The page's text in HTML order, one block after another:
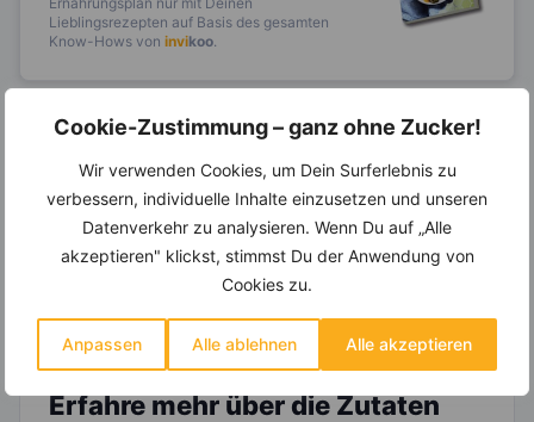
Cookie-Zustimmung – ganz ohne Zucker!
Wir verwenden Cookies, um Dein Surferlebnis zu
verbessern, individuelle Inhalte einzusetzen und unseren
Datenverkehr zu analysieren. Wenn Du auf „Alle
akzeptieren" klickst, stimmst Du der Anwendung von
Cookies zu.
Anpassen Alle ablehnen Alle akzeptieren
Lieblingsrezepten auf Basis des gesamten
Know-Hows von invikoo
Wochenplaner,dynamische
Einkaufsliste und noch mehr?
Entdecke die invi koo
-Mitgliedschaft und erhalte
viele hilfreiche und zeitsparende Möglichkeiten,
um Deine Ernährung optimal zu gestalten.
Erfahre mehr über die Zutaten